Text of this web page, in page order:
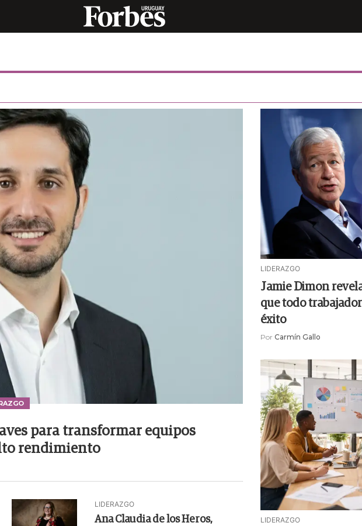
para transformar equipos
rendimiento
LIDERAZGO
Ana Claudia de los Heros,
LIDERAZGO
Jamie Dimon
que todo
éxito
Por Carmín Gallo
LIDERAZGO